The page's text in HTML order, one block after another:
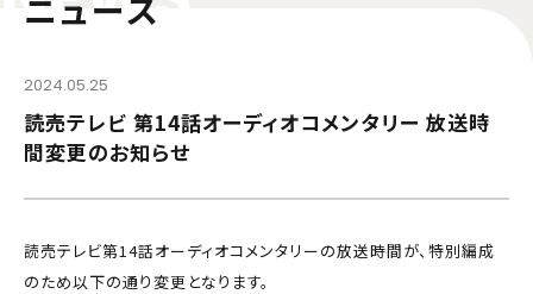
2024.05.25
読売テレビ 第14話オーディオコメンタリー 放送時
間変更のお知らせ
読売テレビ第14話オーディオコメンタリーの放送時間が、特別編成
のため以下の通り変更となります。